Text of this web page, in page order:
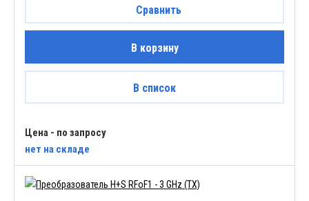
Сравнить
В корзину
В список
Цена - по запросу
нет на складе